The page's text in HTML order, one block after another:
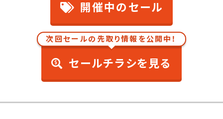
開催中のセール
次回セールの先取り情報を公開中！
セールチラシを見る